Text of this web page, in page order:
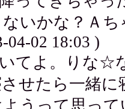
ないかな？Ａ
04-02 18:03 )
てよ。りな☆
せたら一緒
うって思っ